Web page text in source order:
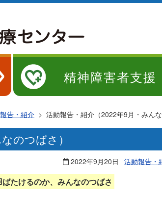
精神障害者支援
告・紹介 > 活動報告・紹介（2022年9月・みんな
のつばさ）
2022年9月20日 活動報告・
ばたけるのか、みんなのつばさ